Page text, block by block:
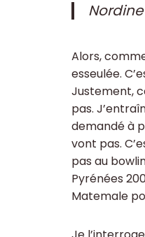
Alors,
esseulée.
Justement,
pas.
demandé à
vont pas.
pas au
Pyrénées
Matemale